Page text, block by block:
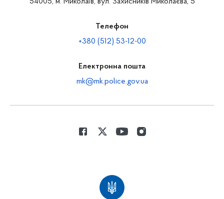
Телефон
+380 (512) 53-12-00
Електронна пошта
mk@mk.police.gov.ua